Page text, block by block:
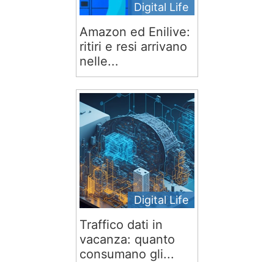
Digital Life
Amazon ed Enilive:
ritiri e resi arrivano
nelle...
Digital Life
Traffico dati in
vacanza: quanto
consumano gli...